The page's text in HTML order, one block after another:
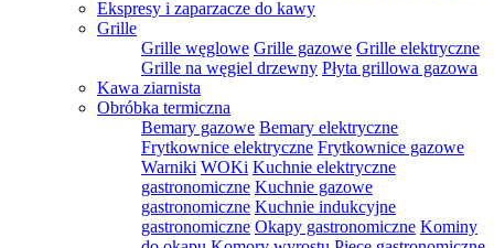
Ekspresy i zaparzacze do kawy
Grille
Grille węglowe Grille gazowe Grille elektryczne
Grille na węgiel drzewny Płyta grillowa gazowa
Kawa ziarnista
Obróbka termiczna
Bemary gazowe Bemary elektryczne
Frytkownice elektryczne Frytkownice gazowe
Warniki WOKi Kuchnie elektryczne
gastronomiczne Kuchnie gazowe
gastronomiczne Kuchnie indukcyjne
gastronomiczne Okapy gastronomiczne Kominy